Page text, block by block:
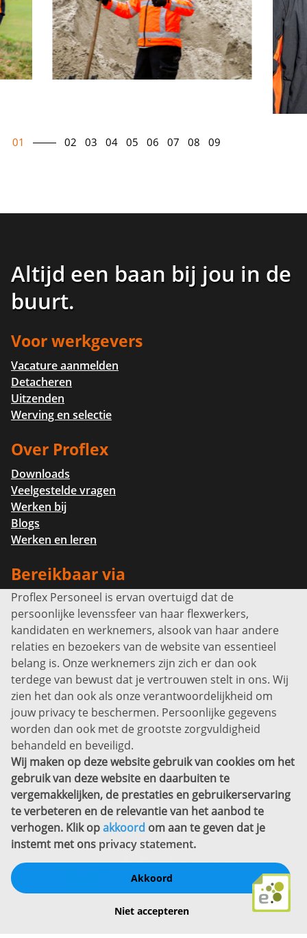
01 02 03 04 05 06 07 08 09
Altijd een baan bij jou in de
buurt.
Voor werkgevers
Vacature aanmelden
Detacheren
Uitzenden
Werving en selectie
Over Proflex
Downloads
Veelgestelde vragen
Werken bij
Blogs
Werken en leren
Bereikbaar via
Info@proflexpersoneel.nl
Bel ons:+31 (0)85 0450040
Prins Willem-Alexanderlaan 301
7311 SW Apeldoorn
Disclaimer
Privacyverklaring
Sitemap
Copyright
Bekijk ook eens
Proflex Personeel is ervan overtuigd dat de
persoonlijke levenssfeer van haar flexwerkers,
kandidaten en werknemers, alsook van haar andere
relaties en bezoekers van de website van essentieel
belang is. Onze werknemers zijn zich er dan ook
terdege van bewust dat je vertrouwen stelt in ons. Wij
zien het dan ook als onze verantwoordelijkheid om
jouw privacy te beschermen. Persoonlijke gegevens
worden dan ook met de grootste zorgvuldigheid
behandeld en beveiligd.
Wij maken op deze website gebruik van cookies om het
gebruik van deze website en daarbuiten te
vergemakkelijken, de prestaties en gebruikerservaring
te verbeteren en de relevantie van het aanbod te
verhogen. Klik opakkoord om aan te geven dat je
instemt met ons privacy statement.
Akkoord
Niet accepteren